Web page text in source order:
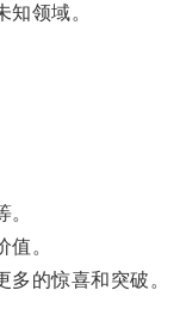
领域。
。
的惊喜和突破。